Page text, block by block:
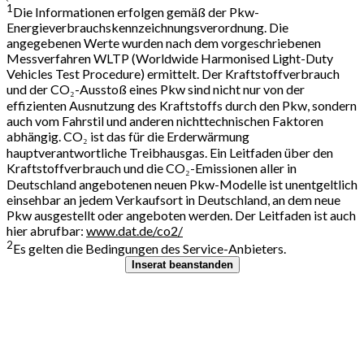
1 Die Informationen erfolgen gemäß der Pkw-
Energieverbrauchskennzeichnungsverordnung. Die
angegebenen Werte wurden nach dem vorgeschriebenen
Messverfahren WLTP (Worldwide Harmonised Light-Duty
Vehicles Test Procedure) ermittelt. Der Kraftstoffverbrauch
und der CO₂-Ausstoß eines Pkw sind nicht nur von der
effizienten Ausnutzung des Kraftstoffs durch den Pkw, sondern
auch vom Fahrstil und anderen nichttechnischen Faktoren
abhängig. CO₂ ist das für die Erderwärmung
hauptverantwortliche Treibhausgas. Ein Leitfaden über den
Kraftstoffverbrauch und die CO₂-Emissionen aller in
Deutschland angebotenen neuen Pkw-Modelle ist unentgeltlich
einsehbar an jedem Verkaufsort in Deutschland, an dem neue
Pkw ausgestellt oder angeboten werden. Der Leitfaden ist auch
hier abrufbar: www.dat.de/co2/
2Es gelten die Bedingungen des Service-Anbieters.
Inserat beanstanden